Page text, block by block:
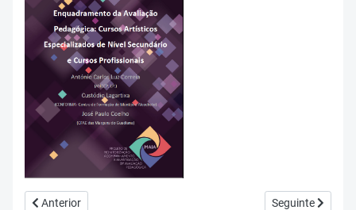
Artigo anterior: 05 Práticas de Avaliação Formativa em
Anterior Artigo seguinte:
Seguinte